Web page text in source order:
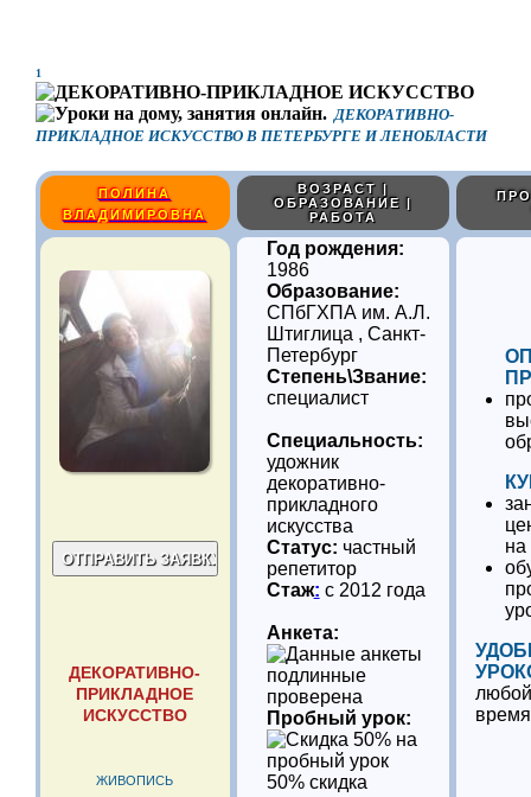
1
ДЕКОРАТИВНО-
ПРИКЛАДНОЕ ИСКУССТВО В ПЕТЕРБУРГЕ И ЛЕНОБЛАСТИ
ПОЛИНА
ВЛАДИМИРОВНА
ВОЗРАСТ |
ОБРАЗОВАНИЕ |
РАБОТА
ДЕКОРАТИВНО-
ПРИКЛАДНОЕ
ИСКУССТВО
ЖИВОПИСЬ
Год рождения:
1986
Образование:
СПбГХПА им. А.Л.
Штиглица , Санкт-
Петербург
Степень\Звание:
специалист
Специальность:
удожник
декоративно-
прикладного
искусства
Статус: частный
репетитор
Стаж: с 2012 года
Анкета:
проверена
Пробный урок:
50% скидка
на
время